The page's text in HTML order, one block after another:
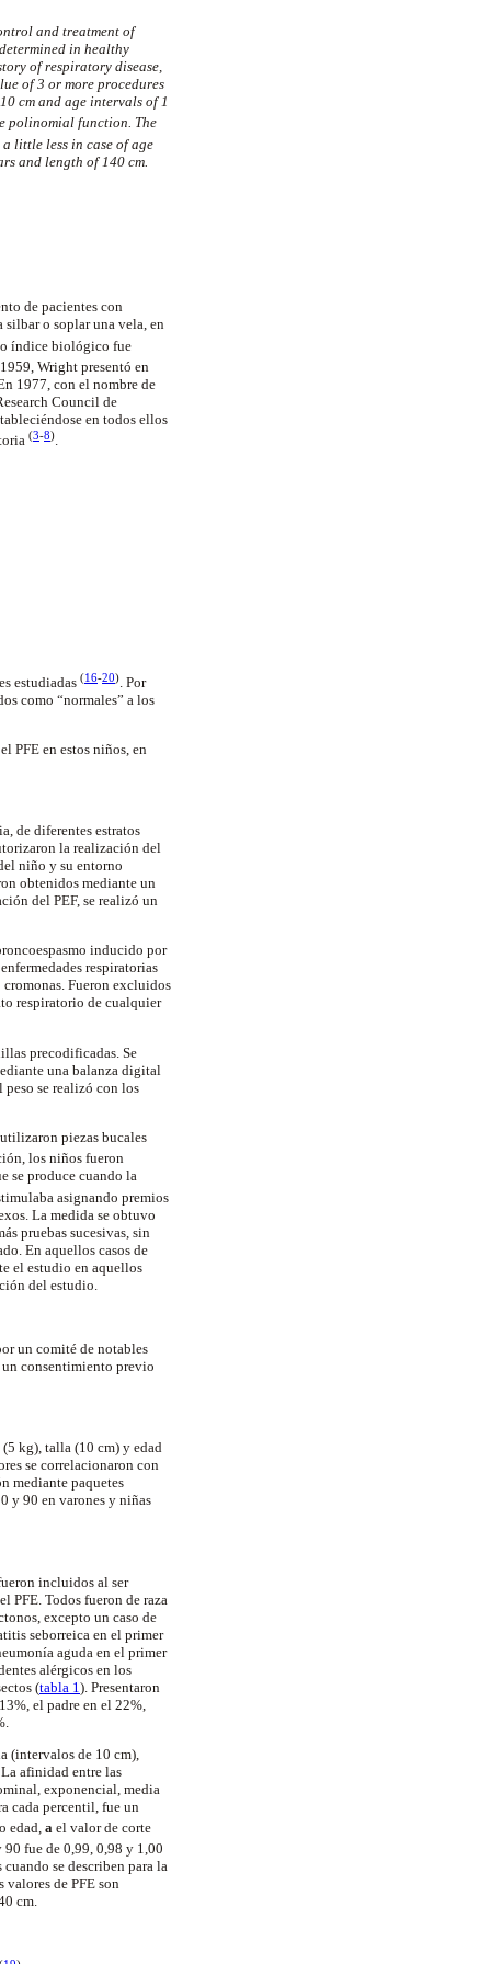
and treatment of
in healthy
of respiratory disease,
of 3 or more procedures
cm and age intervals of 1
polinomial function. The
little less in case of age
and length of 140 cm.
de pacientes con
o soplar una vela, en
índice biológico fue
Wright presentó en
1977, con el nombre de
Council de
en todos ellos
(3-8).
estudiadas (16-20) . Por
como “normales” a los
PFE en estos niños, en
de diferentes estratos
la realización del
niño y su entorno
obtenidos mediante un
del PEF, se realizó un
inducido por
respiratorias
Fueron excluidos
respiratorio de cualquier
precodificadas. Se
una balanza digital
se realizó con los
piezas bucales
los niños fueron
se produce cuando la
asignando premios
La medida se obtuvo
pruebas sucesivas, sin
En aquellos casos de
el estudio en aquellos
del estudio.
un comité de notables
un consentimiento previo
kg), talla (10 cm) y edad
se correlacionaron con
mediante paquetes
y 90 en varones y niñas
incluidos al ser
PFE. Todos fueron de raza
excepto un caso de
seborreica en el primer
aguda en el primer
alérgicos en los
(tabla 1 ). Presentaron
el padre en el 22%,
(intervalos de 10 cm),
afinidad entre las
exponencial, media
cada percentil, fue un
edad, a el valor de corte
fue de 0,99, 0,98 y 1,00
cuando se describen para la
valores de PFE son
cm.